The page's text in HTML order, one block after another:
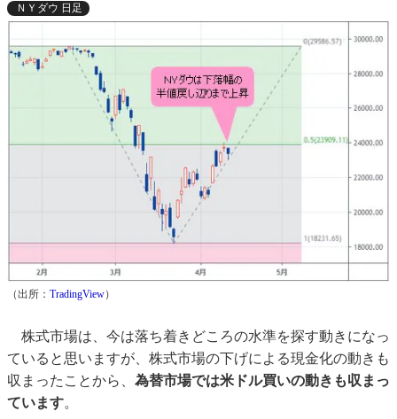
ＮＹダウ 日足
（出所： TradingView）
株式市場は、今は落ち着きどころの水準を探す動きになっ
ていると思いますが、株式市場の下げによる現金化の動きも
収まったことから、 為替市場では米ドル買いの動きも収まっ
ています。